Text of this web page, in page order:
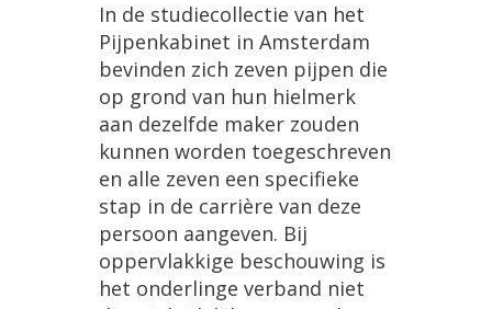
In de studiecollectie van het
Pijpenkabinet in Amsterdam
bevinden zich zeven pijpen die
op grond van hun hielmerk
aan dezelfde maker zouden
kunnen worden toegeschreven
en alle zeven een specifieke
stap in de carrière van deze
persoon aangeven. Bij
oppervlakkige beschouwing is
het onderlinge verband niet